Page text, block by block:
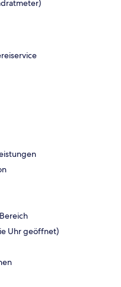
Uhr geöffnet)